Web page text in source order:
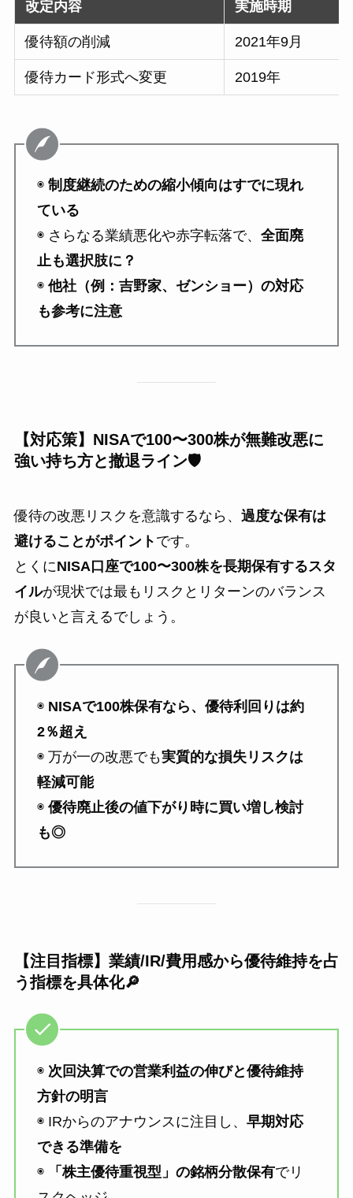
改定内容 実施時期
優待額の削減 2021年9月
優待カード形式へ変更 2019年
◉ 制度継続のための縮小傾向はすでに現れ
ている
◉ さらなる業績悪化や赤字転落で、 全面廃
止も選択肢に？
◉ 他社（例：吉野家、ゼンショー）の対応
も参考に注意
【対応策】NISAで100〜300株が無難改悪に
強い持ち方と撤退ライン🛡️
優待の改悪リスクを意識するなら、 過度な保有は
避けることがポイント です。
とくにNISA口座で100〜300株を長期保有するスタ
イルが現状では最もリスクとリターンのバランス
が良いと言えるでしょう。
◉ NISAで100株保有なら、優待利回りは約
2％超え
◉ 万が一の改悪でも実質的な損失リスクは
軽減可能
◉ 優待廃止後の値下がり時に買い増し検討
も◎
【注目指標】業績/IR/費用感から優待維持を占
う指標を具体化🔎
◉ 次回決算での営業利益の伸びと優待維持
方針の明言
◉ IRからのアナウンスに注目し、 早期対応
できる準備を
◉
「株主優待重視型」の銘柄分散保有でリ